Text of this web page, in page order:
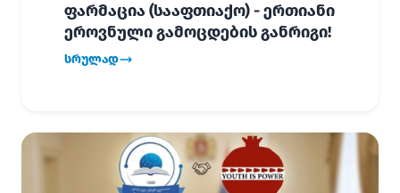
ფარმაცია (სააფთიაქო) - ერთიანი
ეროვნული გამოცდების განრიგი!
სრულად